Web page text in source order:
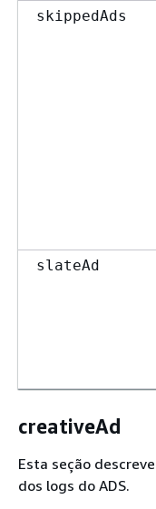
skippedAds
slateAd
creativeAd
Esta seção
dos logs do ADS.